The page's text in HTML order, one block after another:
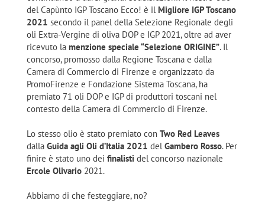
del Capùnto IGP Toscano Ecco! è il Migliore IGP Toscano
2021 secondo il panel della Selezione Regionale degli
oli Extra-Vergine di oliva DOP e IGP 2021, oltre ad aver
ricevuto la menzione speciale “Selezione ORIGINE”. Il
concorso, promosso dalla Regione Toscana e dalla
Camera di Commercio di Firenze e organizzato da
PromoFirenze e Fondazione Sistema Toscana, ha
premiato 71 oli DOP e IGP di produttori toscani nel
contesto della Camera di Commercio di Firenze.
Lo stesso olio è stato premiato con Two Red Leaves
dalla Guida agli Oli d’Italia 2021 del Gambero Rosso. Per
finire è stato uno dei finalisti del concorso nazionale
Ercole Olivario2021.
Abbiamo di che festeggiare, no?